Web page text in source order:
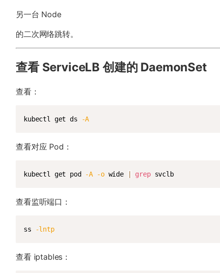
另一台 Node
的二次网络跳转。
查看 ServiceLB 创建的 DaemonSet
查看：
kubectl get ds -A
查看对应 Pod：
kubectl get pod -A -o wide grep svclb
查看监听端口：
ss -lntp
查看 iptables：